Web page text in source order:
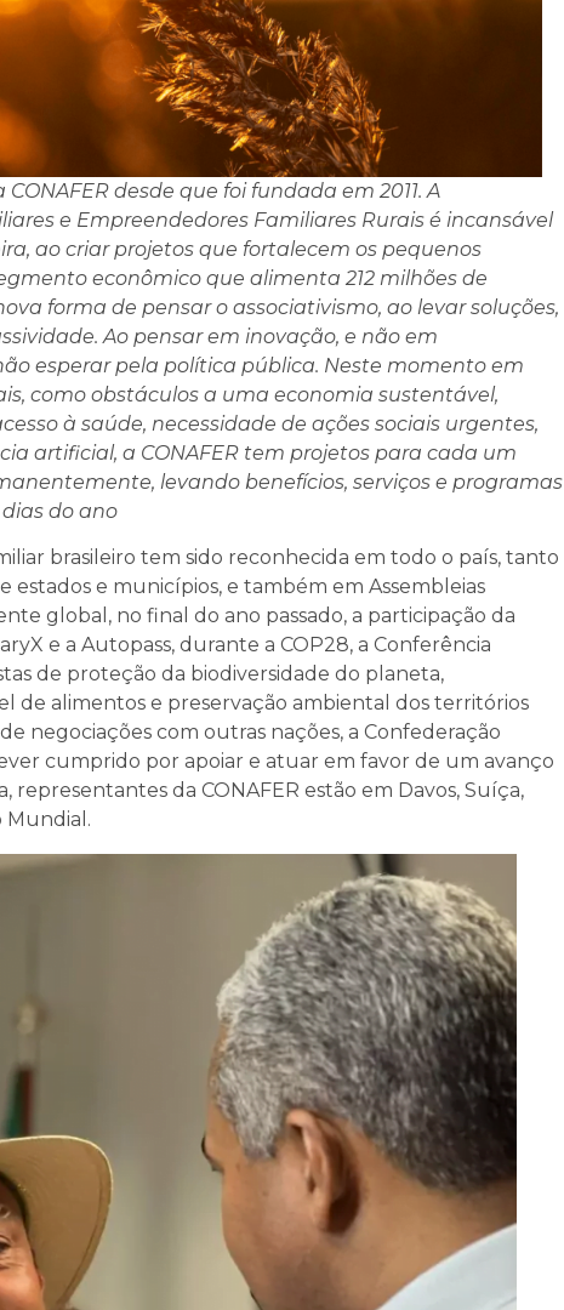
desde que foi fundada em 2011. A
e Empreendedores Familiares Rurais é incansável
ao criar projetos que fortalecem os pequenos
econômico que alimenta 212 milhões de
forma de pensar o associativismo, ao levar soluções,
Ao pensar em inovação, e não em
esperar pela política pública. Neste momento em
como obstáculos a uma economia sustentável,
à saúde, necessidade de ações sociais urgentes,
artificial, a CONAFER tem projetos para cada um
levando benefícios, serviços e programas
do ano
brasileiro tem sido reconhecida em todo o país, tanto
estados e municípios, e também em Assembleias
global, no final do ano passado, a participação da
e a Autopass, durante a COP28, a Conferência
de proteção da biodiversidade do planeta,
de alimentos e preservação ambiental dos territórios
negociações com outras nações, a Confederação
cumprido por apoiar e atuar em favor de um avanço
da CONAFER estão em Davos, Suíça,
Mundial.